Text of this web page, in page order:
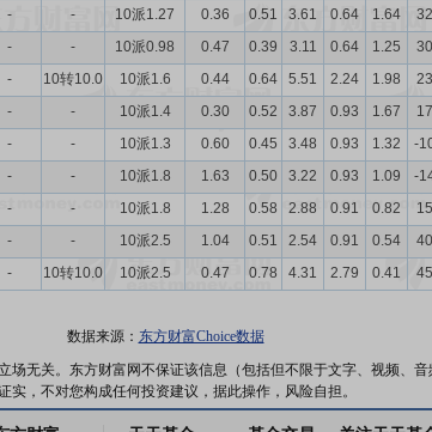
- - 10派1.27 0.36 0.51 3.61 0.64 1.64
- - 10派0.98 0.47 0.39 3.11 0.64 1.25
- 10转10.0 10派1.6 0.44 0.64 5.51 2.24 1.98
- - 10派1.4 0.30 0.52 3.87 0.93 1.67
- - 10派1.3 0.60 0.45 3.48 0.93 1.32 -
- - 10派1.8 1.63 0.50 3.22 0.93 1.09 -
- - 10派1.8 1.28 0.58 2.88 0.91 0.82
- - 10派2.5 1.04 0.51 2.54 0.91 0.54
- 10转10.0 10派2.5 0.47 0.78 4.31 2.79 0.41
数据来源： 东方财富Choice数据
场无关。东方财富网不保证该信息（包括但不限于文字、视频、
，不对您构成任何投资建议，据此操作，风险自担。